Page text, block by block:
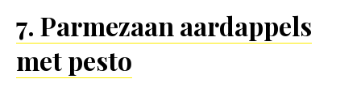
7. Parmezaan aardappels
met pesto